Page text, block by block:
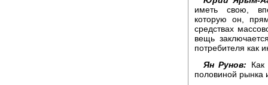
иметь свою,
которую он,
средствах
вещь
потребителя как
Ян Рунов:
половиной рынка